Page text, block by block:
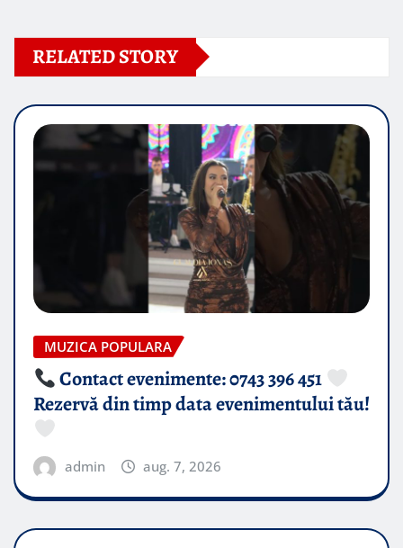
RELATED STORY
MUZICA POPULARA
Contact evenimente: 0743 396 451
Rezervă din timp data evenimentului tău!
admin aug. 7, 2026